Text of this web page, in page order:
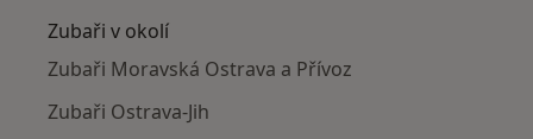
Zubaři v okolí
Zubaři Moravská Ostrava a Přívoz
Zubaři Ostrava-Jih